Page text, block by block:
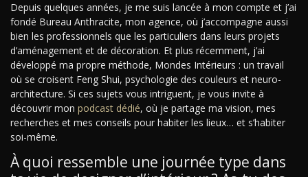
Depuis quelques années, je me suis lancée à mon compte et j’ai
fondé Bureau Anthracite, mon agence, où j’accompagne aussi
bien les professionnels que les particuliers dans leurs projets
d’aménagement et de décoration. Et plus récemment, j’ai
développé ma propre méthode, Mondes Intérieurs : un travail
où se croisent Feng Shui, psychologie des couleurs et neuro-
architecture. Si ces sujets vous intriguent, je vous invite à
découvrir mon podcast dédié, où je partage ma vision, mes
recherches et mes conseils pour habiter les lieux… et s’habiter
soi-même.
À quoi ressemble une journée type dans